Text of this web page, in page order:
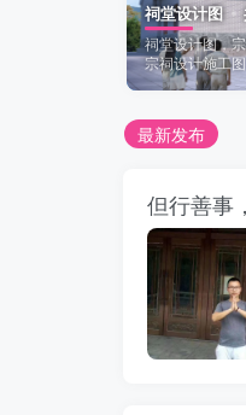
祠堂设计图
祠堂设计图，
宗祠设计施工图
最新发布